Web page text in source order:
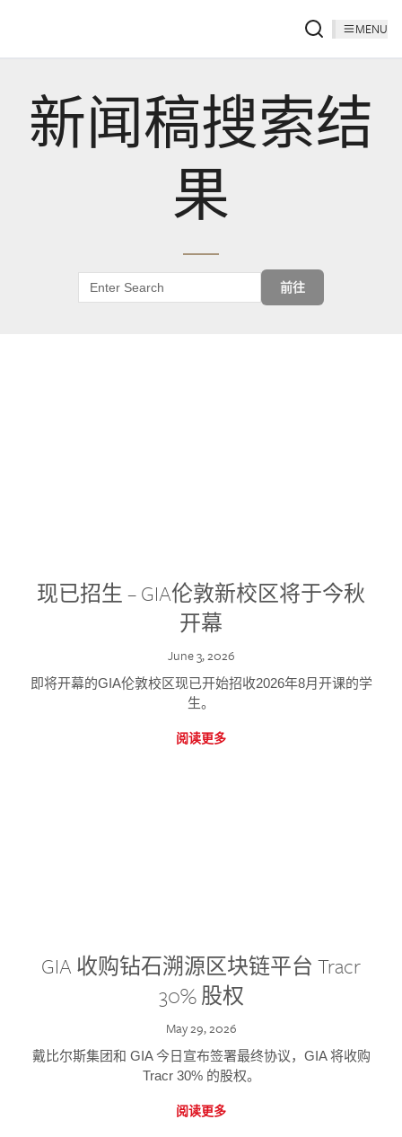
MENU
新闻稿搜索结
果
前往
现已招生 – GIA伦敦新校区将于今秋
开幕
June 3, 2026
即将开幕的GIA伦敦校区现已开始招收2026年8月开课的学
生。
阅读更多
GIA 收购钻石溯源区块链平台 Tracr
30% 股权
May 29, 2026
戴比尔斯集团和 GIA 今日宣布签署最终协议，GIA 将收购
Tracr 30% 的股权。
阅读更多